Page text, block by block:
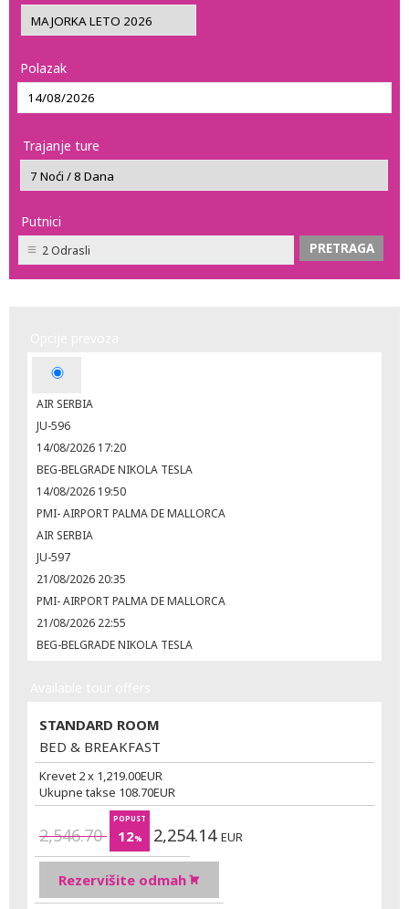
Polazak
Trajanje ture
Putnici
2 Odrasli
AIR SERBIA
JU-596
14/08/2026 17:20
BEG-BELGRADE NIKOLA TESLA
14/08/2026 19:50
PMI- AIRPORT PALMA DE MALLORCA
AIR SERBIA
JU-597
21/08/2026 20:35
PMI- AIRPORT PALMA DE MALLORCA
21/08/2026 22:55
BEG-BELGRADE NIKOLA TESLA
STANDARD ROOM
BED & BREAKFAST
Krevet 2 x 1,219.00EUR
Ukupne takse 108.70EUR
2,546.70
POPUST
12% 2,254.14 EUR
Rezervišite odmah